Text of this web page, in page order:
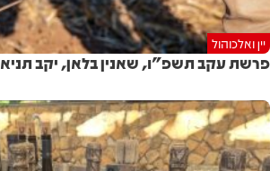
יין ואלכוהול
פרשת עקב תשפ"ו, שאנין בלאן, יקב תניא